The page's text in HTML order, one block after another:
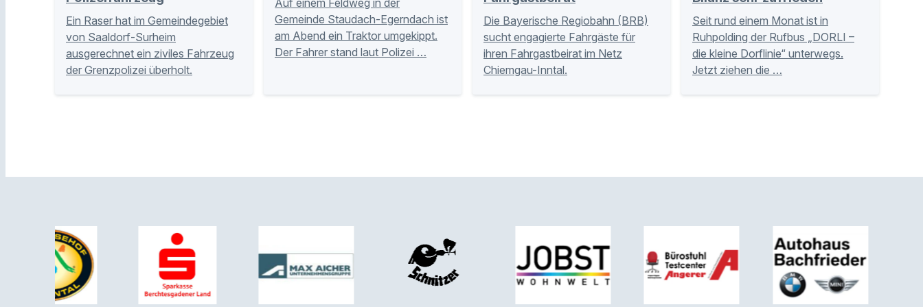
Ein Raser hat im Gemeindegebiet
von Saaldorf-Surheim
ausgerechnet ein ziviles Fahrzeug
der Grenzpolizei überholt.
Gemeinde Staudach-Egerndach ist
am Abend ein Traktor umgekippt.
Der Fahrer stand laut Polizei …
Die Bayerische Regiobahn (BRB)
sucht engagierte Fahrgäste für
ihren Fahrgastbeirat im Netz
Chiemgau-Inntal.
Seit rund einem Monat ist in
Ruhpolding der Rufbus „DORLI –
die kleine Dorflinie“ unterwegs.
Jetzt ziehen die …